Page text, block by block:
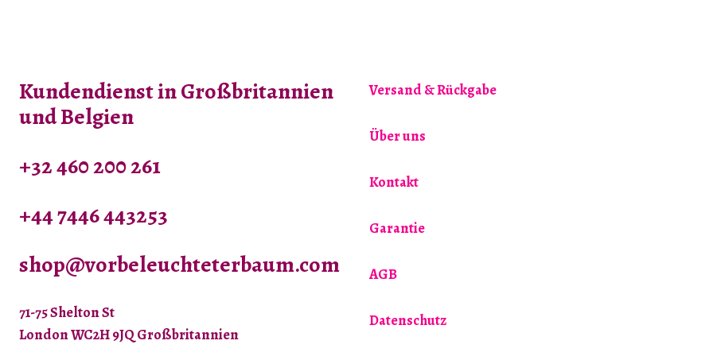
Optionen
können
auf
Produktseite
werden
Optionen
Kundendienst in Großbritannien
und Belgien
+32 460 200 261
+44 7446 443253
shop@vorbeleuchteterbaum.com
71-75 Shelton St
London WC2H 9JQ Großbritannien
Versand & Rückgabe
Über uns
Kontakt
Garantie
AGB
Datenschutz